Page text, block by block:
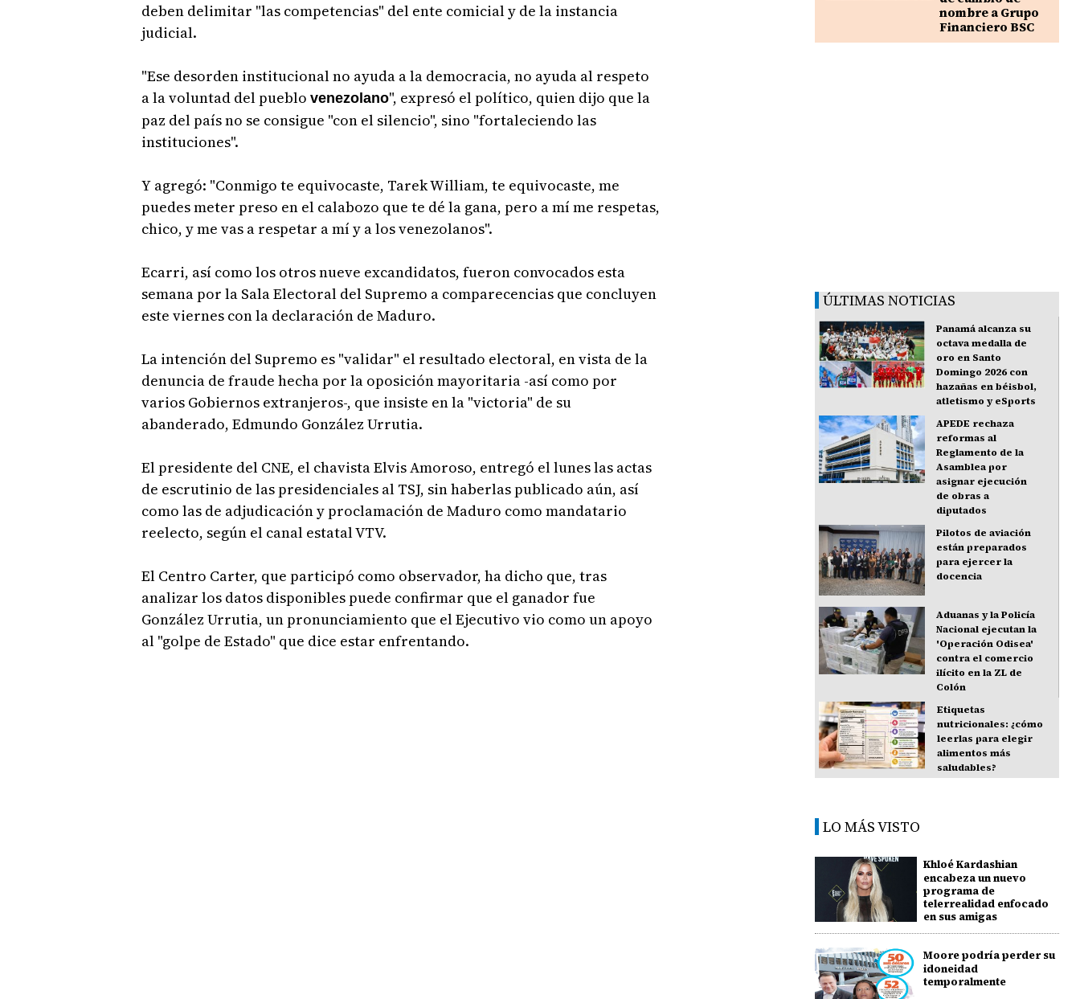
deben delimitar "las competencias" del ente comicial y de la instancia
judicial.
"Ese desorden institucional no ayuda a la democracia, no ayuda al respeto
a la voluntad del pueblo venezolano", expresó el político, quien dijo que la
paz del país no se consigue "con el silencio", sino "fortaleciendo las
instituciones".
Y agregó: "Conmigo te equivocaste, Tarek William, te equivocaste, me
puedes meter preso en el calabozo que te dé la gana, pero a mí me respetas,
chico, y me vas a respetar a mí y a los venezolanos".
Ecarri, así como los otros nueve excandidatos, fueron convocados esta
semana por la Sala Electoral del Supremo a comparecencias que concluyen
este viernes con la declaración de Maduro.
La intención del Supremo es "validar" el resultado electoral, en vista de la
denuncia de fraude hecha por la oposición mayoritaria -así como por
varios Gobiernos extranjeros-, que insiste en la "victoria" de su
abanderado, Edmundo González Urrutia.
El presidente del CNE, el chavista Elvis Amoroso, entregó el lunes las actas
de escrutinio de las presidenciales al TSJ, sin haberlas publicado aún, así
como las de adjudicación y proclamación de Maduro como mandatario
reelecto, según el canal estatal VTV.
El Centro Carter, que participó como observador, ha dicho que, tras
analizar los datos disponibles puede confirmar que el ganador fue
González Urrutia, un pronunciamiento que el Ejecutivo vio como un apoyo
al "golpe de Estado" que dice estar enfrentando.
nombre a Grupo
Financiero BSC
ÚLTIMAS NOTICIAS
Panamá alcanza su
octava medalla de
oro en Santo
Domingo 2026 con
hazañas en béisbol,
atletismo y eSports
APEDE rechaza
reformas al
Reglamento de la
Asamblea por
asignar ejecución
de obras a
diputados
Pilotos de aviación
están preparados
para ejercer la
docencia
Aduanas y la Policía
Nacional ejecutan la
'Operación Odisea'
contra el comercio
ilícito en la ZL de
Colón
Etiquetas
nutricionales: ¿cómo
leerlas para elegir
alimentos más
saludables?
LO MÁS VISTO
Khloé Kardashian
encabeza un nuevo
programa de
telerrealidad enfocado
en sus amigas
Moore podría perder su
idoneidad
temporalmente